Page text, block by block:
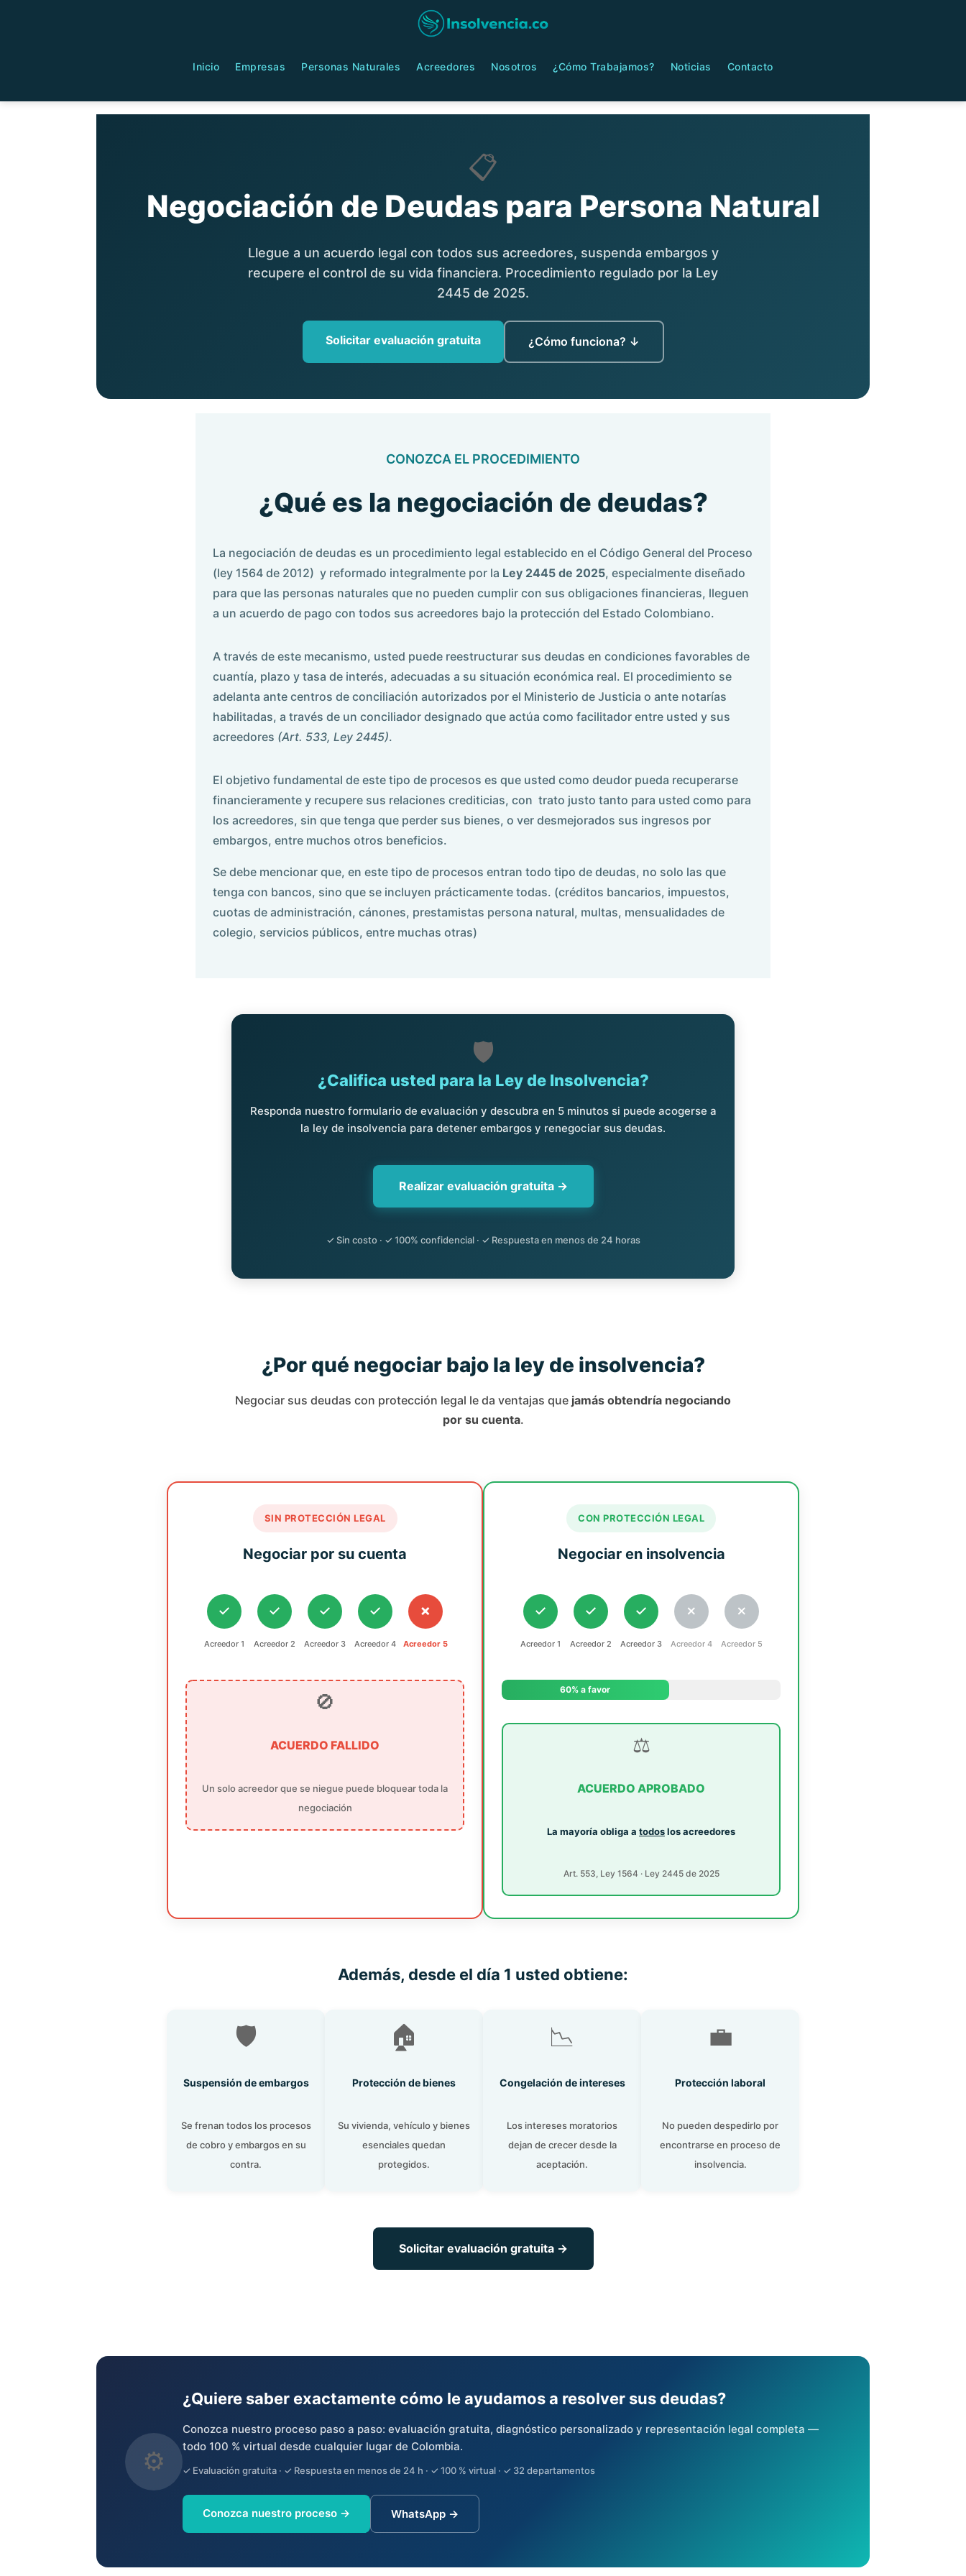
Inicio Empresas Personas Naturales Acreedores Nosotros ¿Cómo Trabajamos? Noticias Contacto
📋
Negociación de Deudas para Persona Natural
Llegue a un acuerdo legal con todos sus acreedores, suspenda embargos y
recupere el control de su vida financiera. Procedimiento regulado por la Ley
2445 de 2025.
Solicitar evaluación gratuita ¿Cómo funciona? ↓
CONOZCA EL PROCEDIMIENTO
¿Qué es la negociación de deudas?
La negociación de deudas es un procedimiento legal establecido en el Código General del Proceso
(ley 1564 de 2012) y reformado integralmente por la Ley 2445 de 2025, especialmente diseñado
para que las personas naturales que no pueden cumplir con sus obligaciones financieras, lleguen
a un acuerdo de pago con todos sus acreedores bajo la protección del Estado Colombiano.
A través de este mecanismo, usted puede reestructurar sus deudas en condiciones favorables de
cuantía, plazo y tasa de interés, adecuadas a su situación económica real. El procedimiento se
adelanta ante centros de conciliación autorizados por el Ministerio de Justicia o ante notarías
habilitadas, a través de un conciliador designado que actúa como facilitador entre usted y sus
acreedores (Art. 533, Ley 2445).
El objetivo fundamental de este tipo de procesos es que usted como deudor pueda recuperarse
financieramente y recupere sus relaciones crediticias, con trato justo tanto para usted como para
los acreedores, sin que tenga que perder sus bienes, o ver desmejorados sus ingresos por
embargos, entre muchos otros beneficios.
Se debe mencionar que, en este tipo de procesos entran todo tipo de deudas, no solo las que
tenga con bancos, sino que se incluyen prácticamente todas. (créditos bancarios, impuestos,
cuotas de administración, cánones, prestamistas persona natural, multas, mensualidades de
colegio, servicios públicos, entre muchas otras)
🛡️
¿Califica usted para la Ley de Insolvencia?
Responda nuestro formulario de evaluación y descubra en 5 minutos si puede acogerse a
la ley de insolvencia para detener embargos y renegociar sus deudas.
Realizar evaluación gratuita →
✓ Sin costo · ✓ 100% confidencial · ✓ Respuesta en menos de 24 horas
¿Por qué negociar bajo la ley de insolvencia?
Negociar sus deudas con protección legal le da ventajas que jamás obtendría negociando
por su cuenta.
SIN PROTECCIÓN LEGAL
Negociar por su cuenta
✓
Acreedor 1
✓
Acreedor 2
✓
Acreedor 3
✓
Acreedor 4
✗
Acreedor 5
🚫
ACUERDO FALLIDO
Un solo acreedor que se niegue puede bloquear toda la
negociación
CON PROTECCIÓN LEGAL
Negociar en insolvencia
✓
Acreedor 1
✓
Acreedor 2
✓
Acreedor 3
✗
Acreedor 4
✗
Acreedor 5
60% a favor
⚖️
ACUERDO APROBADO
La mayoría obliga a todoslos acreedores
Art. 553, Ley 1564 · Ley 2445 de 2025
Además, desde el día 1 usted obtiene:
🛡️
Suspensión de embargos
Se frenan todos los procesos
de cobro y embargos en su
contra.
🏠
Protección de bienes
Su vivienda, vehículo y bienes
esenciales quedan
protegidos.
📉
Congelación de intereses
Los intereses moratorios
dejan de crecer desde la
aceptación.
💼
Protección laboral
No pueden despedirlo por
encontrarse en proceso de
insolvencia.
Solicitar evaluación gratuita →
⚙️
¿Quiere saber exactamente cómo le ayudamos a resolver sus deudas?
Conozca nuestro proceso paso a paso: evaluación gratuita, diagnóstico personalizado y representación legal completa —
todo 100 % virtual desde cualquier lugar de Colombia.
✓ Evaluación gratuita · ✓ Respuesta en menos de 24 h · ✓ 100 % virtual · ✓ 32 departamentos
Conozca nuestro proceso → WhatsApp →